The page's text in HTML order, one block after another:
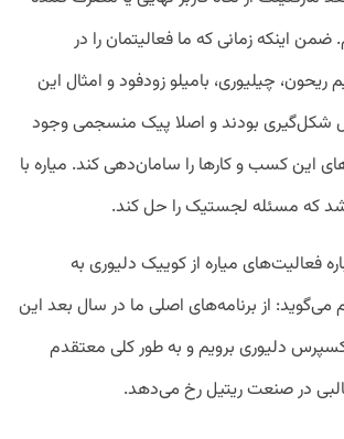
اینکه زمانی که ما فعالیتمان را در
ریحون، چیلیوری، بامیلو زودفود و امثال این
شکل‌گیری بودند و اصلا پیک منسجمی وجود
این کسب و کارها را سامان‌دهی کند. میاره با
که مسئله لجستیک را حل کند.
فعالیت‌های میاره از کوییک دلیوری به
از برنامه‌های اصلی ما در سال بعد این
دلیوری برویم و به طور کلی معتقدم
در صنعت ریتیل رخ می‌دهد.